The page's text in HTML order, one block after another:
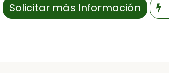
Solicitar más Información